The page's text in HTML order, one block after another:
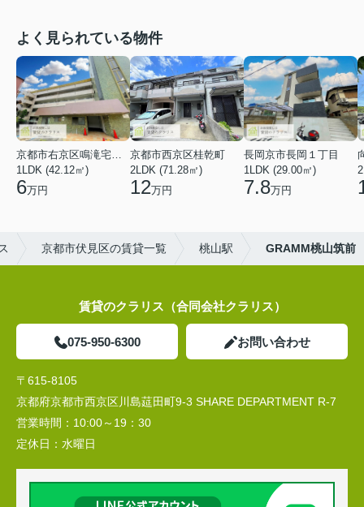
よく見られている物件
京都市右京区鳴滝宅間町
1LDK (42.12㎡)
6万円
京都市西京区桂乾町
2LDK (71.28㎡)
12万円
長岡京市長岡１丁目
1LDK (29.00㎡)
7.8万円
京都市伏見区の賃貸一覧 桃山駅 GRAMM桃山筑前
賃貸のクラリス（合同会社クラリス）
075-950-6300 お問い合わせ
〒615-8105
京都府京都市西京区川島莚田町9-3 SHARE DEPARTMENT R-7
営業時間： 10:00～19：30
定休日： 水曜日